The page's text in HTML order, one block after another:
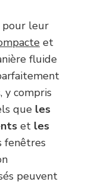
pour leur
et
fluide
y compris
que les
et les
fenêtres
peuvent